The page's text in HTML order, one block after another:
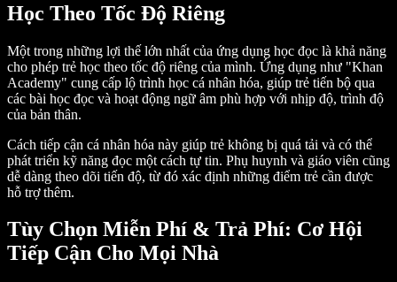
Học Theo Tốc Độ Riêng
Một trong những lợi thế lớn nhất của ứng dụng học đọc là khả năng
cho phép trẻ học theo tốc độ riêng của mình. Ứng dụng như "Khan
Academy" cung cấp lộ trình học cá nhân hóa, giúp trẻ tiến bộ qua
các bài học đọc và hoạt động ngữ âm phù hợp với nhịp độ, trình độ
của bản thân.
Cách tiếp cận cá nhân hóa này giúp trẻ không bị quá tải và có thể
phát triển kỹ năng đọc một cách tự tin. Phụ huynh và giáo viên cũng
dễ dàng theo dõi tiến độ, từ đó xác định những điểm trẻ cần được
hỗ trợ thêm.
Tùy Chọn Miễn Phí & Trả Phí: Cơ Hội
Tiếp Cận Cho Mọi Nhà